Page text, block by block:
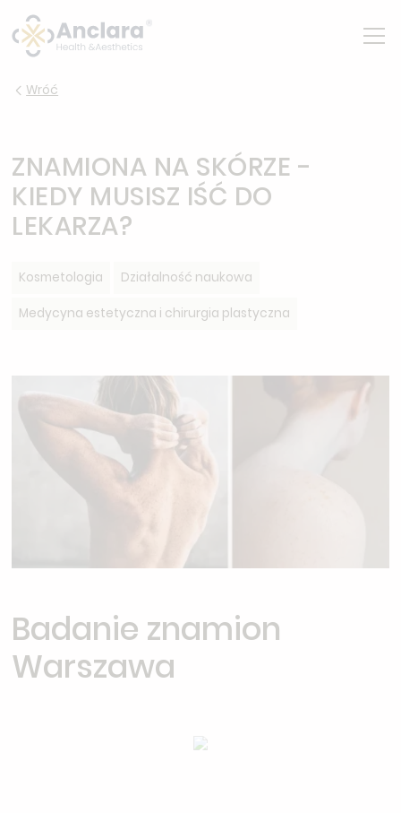
Wróć
ZNAMIONA NA SKÓRZE -
KIEDY MUSISZ IŚĆ DO
LEKARZA?
Kosmetologia Działalność naukowa
Medycyna estetyczna i chirurgia plastyczna
Badanie znamion
Warszawa